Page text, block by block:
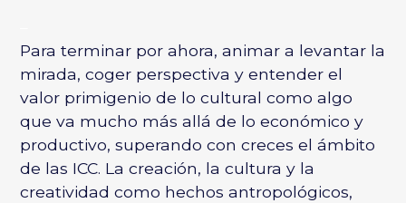
Para terminar por ahora, animar a levantar la
mirada, coger perspectiva y entender el
valor primigenio de lo cultural como algo
que va mucho más allá de lo económico y
productivo, superando con creces el ámbito
de las ICC. La creación, la cultura y la
creatividad como hechos antropológicos,